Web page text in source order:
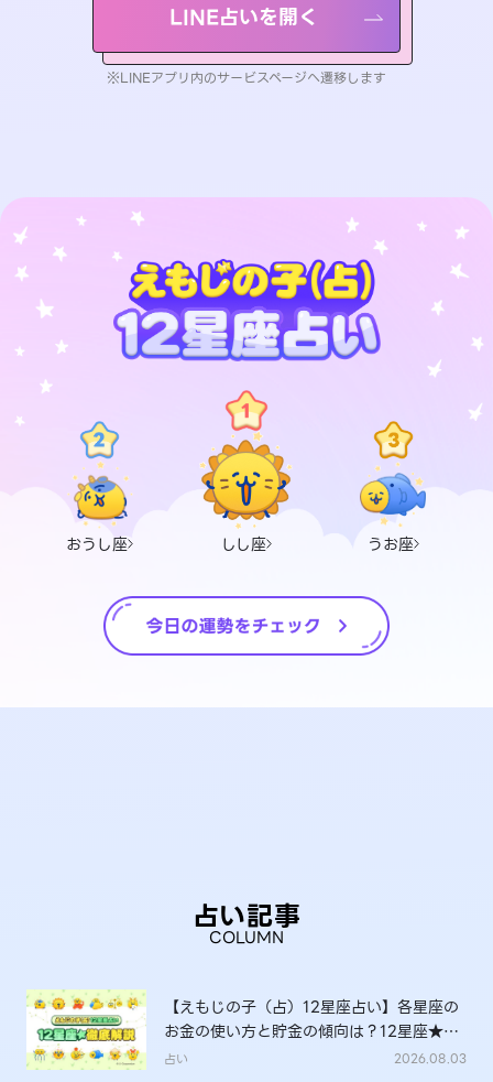
LINE占いを開く
※LINEアプリ内のサービスページへ遷移します
おうし座 しし座 うお座
占い記事
COLUMN
【えもじの子（占）12星座占い】各星座の
お金の使い方と貯金の傾向は？12星座★徹
底解説
占い 2026.08.03